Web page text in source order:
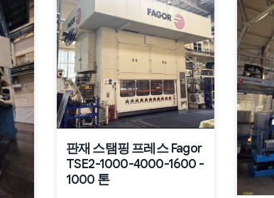
판재 스탬핑 프레스 Fagor
TSE2-1000-4000-1600 -
1000 톤